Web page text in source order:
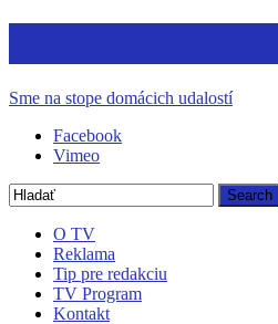
Sme na stope domácich udalostí
Facebook
Vimeo
O TV
Reklama
Tip pre redakciu
TV Program
Kontakt